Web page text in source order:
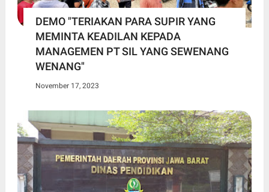
DEMO "TERIAKAN PARA SUPIR YANG
MEMINTA KEADILAN KEPADA
MANAGEMEN PT SIL YANG SEWENANG
WENANG"
November 17, 2023